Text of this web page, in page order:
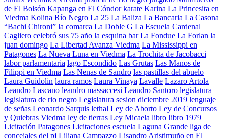
de El Bolsón Kapanga en El Cóndor karate Karina La Princesita en
Viedma Kolina Río Negro La 25 La Baliza La Bancaria La Casona
“Bachi Chironi” la comarca La Doble G La Escuela Cardenal
Cagliero celebró sus 75 año la esquina bar La Fondue La Forlan la
juan domingo La Libertad Avanza Viedma La Mississippi en
Patagones La Nueva Luna en Viedma La Trochita de Jacobacci
labor parlamentaria lago Escondido Las Grutas Las Manos de
Filippi en Viedma Las Nenas de Sandro las pastillas del abuelo
Laura Guidolin laura ramos Laura Vinaya Lavalle Lazaro Artola
Leandro Lascano leandro massaccesi Leandro Santoro legislatura
legislatura de rio negro Legislatura sesion diciembre 2019 lenguaje
de señas Leonardo Sarquis lethal Ley de Aborto Ley de Concursos
y Quiebras Viedma ley de tierras Ley Micaela libro libro 1979
Licitación Patagones Licitaciones escuela Laguna Grande liga de
concejales del pj Liliana Campazzo Lisandro Aristimuño en El